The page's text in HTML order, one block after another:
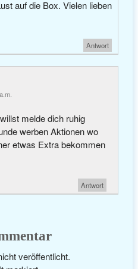
auf die Box. Vielen lieben
Antwort
melde dich ruhig
werben Aktionen wo
etwas Extra bekommen
Antwort
veröffentlicht.